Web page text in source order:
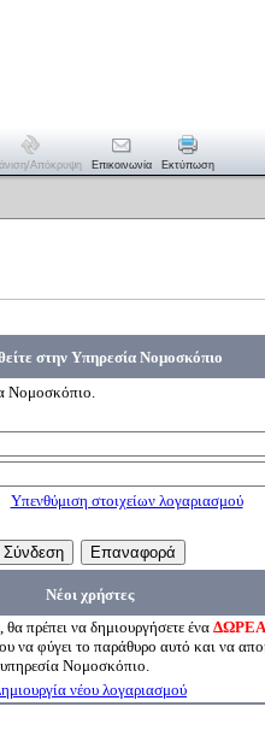
απόκρυψη Επικοινωνία Εκτύπωση